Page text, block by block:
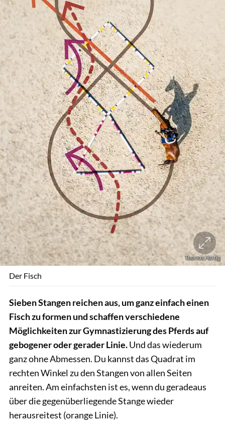
Thomas Hartig
Der Fisch
Sieben Stangen reichen aus, um ganz einfach einen
Fisch zu formen und schaffen verschiedene
Möglichkeiten zur Gymnastizierung des Pferds auf
gebogener oder gerader Linie.Und das wiederum
ganz ohne Abmessen. Du kannst das Quadrat im
rechten Winkel zu den Stangen von allen Seiten
anreiten. Am einfachsten ist es, wenn du geradeaus
über die gegenüberliegende Stange wieder
herausreitest (orange Linie).